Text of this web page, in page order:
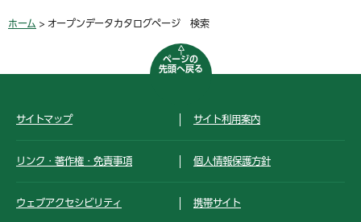
ホーム > オープンデータカタログページ 検索
ページの
先頭へ戻る
サイトマップ サイト利用案内
リンク・著作権・免責事項 個人情報保護方針
ウェブアクセシビリティ 携帯サイト